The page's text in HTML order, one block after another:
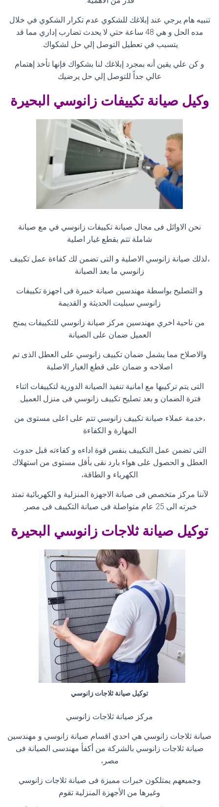
تنبيه هام يرجي عند إبلاغك للشكوي عدم تكرار الشكوي في خلال
مده الحل و هي 48 ساعة حتي لا يحدث تضارب إداري مما قد
يتسبب في تعطيل التوصل إلي حل لشكواك.
و كن علي يقين أنه بمجرد إبلاغك لنا بشكواك فإنها تأخذ إهتمام
عالي جداً للتوصل إلي حل يرضيك
وكيل صيانة تكييفات زانوسي البحيرة
نحن الاوائل فى مجال صيانة تكييفات زانوسي في مع صيانة
شاملة تتم بقطع غيار اصلية
،لذلك صيانة زانوسي الاصلية و التى تضمن لك كفاءة عمل تكييف
زانوسي ما بعد الصيانة
و التصليح بواسطة مهندسين صيانة خبيرة فى اجهزة تكييفات
زانوسي سبليت الحديثة و القديمة
من ناحية اخري مهندسين مركز صيانة زانوسي للتكييفات يمنح
العميل ضمان على الصيانة
والاصلاح مما يشمل ضمان تكييف زانوسي على العطل الذى تم
اصلاحه و ضمان على قطع الغيار الاصلية
التى يتم تركيبها مع امانية تنفيذ الصيانة الدورية لتكييفات اثناء
فترة الضمان و بعد تصليح تكييف زانوسي فى منزل العميل.
،خدمة عملاء صيانة تكييف زانوسي تتم على اعلى مستوى من
المهارة و الكفاءة
التى تضمن عمل التكييف بنفس قوة اداءه و كفاءته قبل حدوث
العطل و الحصول على هواء بارد نقى بأقل مستوى من استهلاك
الكهرباء و الطاقة،
لآننا مركز متخصص فى صيانة الاجهزة المنزلية و الكهربائية تمتد
خبرته الى 25 عام متواصلة فى صيانة التكييف فى مصر
.
توكيل صيانة ثلاجات زانوسي البحيرة
توكيل صيانة ثلاجات زانوسي
مركز صيانة ثلاجات زانوسي
صيانة ثلاجات زانوسي هي احدي اقسام صيانة زانوسي و مهندسين
صيانة ثلاجات زانوسي بالشركة من أكفأ مهندسى الصيانة فى
مصر،
وجميعهم يمتلكون خبرات مميزة فى صيانة ثلاجات زانوسي
وغيرها من الأجهزة المنزلية تقوم